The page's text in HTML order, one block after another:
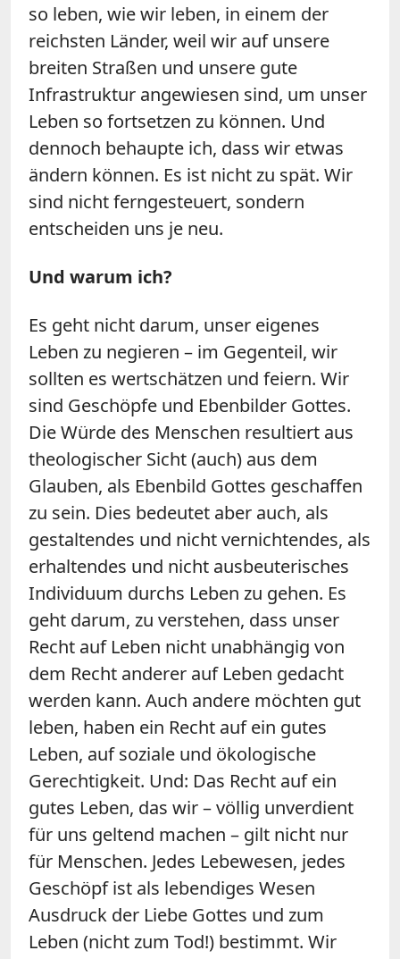
so leben, wie wir leben, in einem der
reichsten Länder, weil wir auf unsere
breiten Straßen und unsere gute
Infrastruktur angewiesen sind, um unser
Leben so fortsetzen zu können. Und
dennoch behaupte ich, dass wir etwas
ändern können. Es ist nicht zu spät. Wir
sind nicht ferngesteuert, sondern
entscheiden uns je neu.
Und warum ich?
Es geht nicht darum, unser eigenes
Leben zu negieren – im Gegenteil, wir
sollten es wertschätzen und feiern. Wir
sind Geschöpfe und Ebenbilder Gottes.
Die Würde des Menschen resultiert aus
theologischer Sicht (auch) aus dem
Glauben, als Ebenbild Gottes geschaffen
zu sein. Dies bedeutet aber auch, als
gestaltendes und nicht vernichtendes, als
erhaltendes und nicht ausbeuterisches
Individuum durchs Leben zu gehen. Es
geht darum, zu verstehen, dass unser
Recht auf Leben nicht unabhängig von
dem Recht anderer auf Leben gedacht
werden kann. Auch andere möchten gut
leben, haben ein Recht auf ein gutes
Leben, auf soziale und ökologische
Gerechtigkeit. Und: Das Recht auf ein
gutes Leben, das wir – völlig unverdient
für uns geltend machen – gilt nicht nur
für Menschen. Jedes Lebewesen, jedes
Geschöpf ist als lebendiges Wesen
Ausdruck der Liebe Gottes und zum
Leben (nicht zum Tod!) bestimmt. Wir